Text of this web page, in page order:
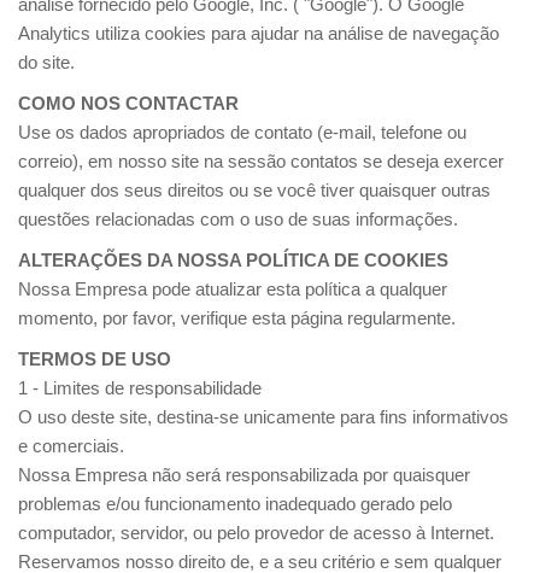
análise fornecido pelo Google, Inc. ( "Google"). O Google
Analytics utiliza cookies para ajudar na análise de navegação
do site.
COMO NOS CONTACTAR
Use os dados apropriados de contato (e-mail, telefone ou
correio), em nosso site na sessão contatos se deseja exercer
qualquer dos seus direitos ou se você tiver quaisquer outras
questões relacionadas com o uso de suas informações.
ALTERAÇÕES DA NOSSA POLÍTICA DE COOKIES
Nossa Empresa pode atualizar esta política a qualquer
momento, por favor, verifique esta página regularmente.
TERMOS DE USO
1 - Limites de responsabilidade
O uso deste site, destina-se unicamente para fins informativos
e comerciais.
Nossa Empresa não será responsabilizada por quaisquer
problemas e/ou funcionamento inadequado gerado pelo
computador, servidor, ou pelo provedor de acesso à Internet.
Reservamos nosso direito de, e a seu critério e sem qualquer